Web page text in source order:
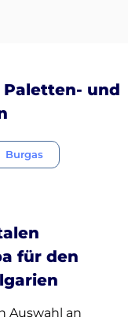
und
Burgas
für den
Auswahl an